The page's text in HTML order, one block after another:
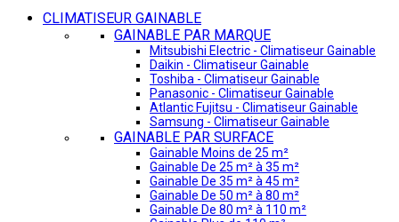
CLIMATISEUR GAINABLE
GAINABLE PAR MARQUE
Mitsubishi Electric - Climatiseur Gainable
Daikin - Climatiseur Gainable
Toshiba - Climatiseur Gainable
Panasonic - Climatiseur Gainable
Atlantic Fujitsu - Climatiseur Gainable
Samsung - Climatiseur Gainable
GAINABLE PAR SURFACE
Gainable Moins de 25 m²
Gainable De 25 m² à 35 m²
Gainable De 35 m² à 45 m²
Gainable De 50 m² à 80 m²
Gainable De 80 m² à 110 m²